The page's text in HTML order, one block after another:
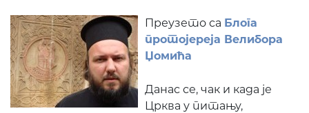
Преузето са Блога
протојереја Велибора
Џомића
Данас се, чак и када је
Црква у питању,